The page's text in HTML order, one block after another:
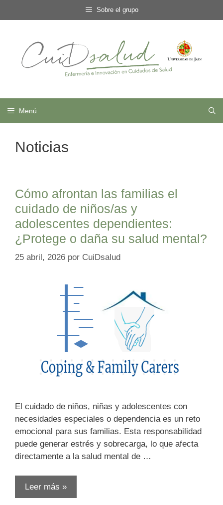
al
Sobre el grupo
Menú
Noticias
Cómo afrontan las familias el
cuidado de niños/as y
adolescentes dependientes:
¿Protege o daña su salud mental?
25 abril, 2026 por CuiDsalud
El cuidado de niños, niñas y adolescentes con
necesidades especiales o dependencia es un reto
emocional para sus familias. Esta responsabilidad
puede generar estrés y sobrecarga, lo que afecta
directamente a la salud mental de …
Leer más »